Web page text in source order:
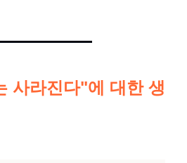
사라진다"에 대한 생